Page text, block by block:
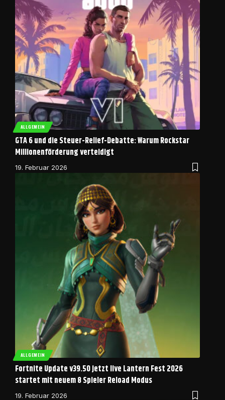
ALLGEMEIN
GTA 6 und die Steuer-Relief-Debatte: Warum Rockstar
Millionenförderung verteidigt
19. Februar 2026
ALLGEMEIN
Fortnite Update v39.50 jetzt live Lantern Fest 2026
startet mit neuem 8 Spieler Reload Modus
19. Februar 2026